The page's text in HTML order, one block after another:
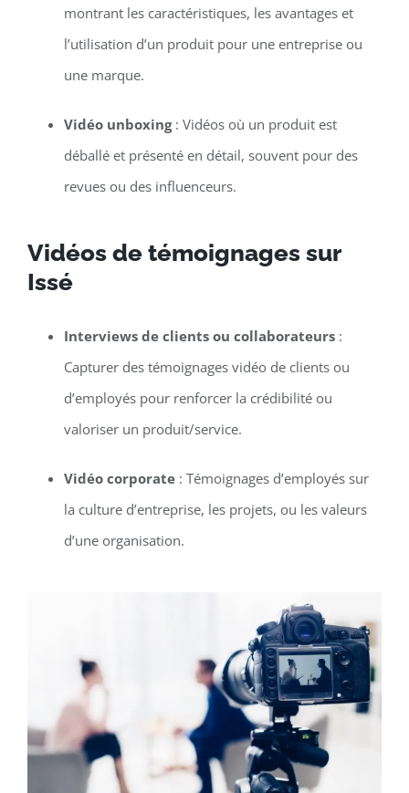
montrant les caractéristiques, les avantages et
l’utilisation d’un produit pour une entreprise ou
une marque.
Vidéo unboxing: Vidéos où un produit est
déballé et présenté en détail, souvent pour des
revues ou des influenceurs.
Vidéos de témoignages sur
Issé
Interviews de clients ou collaborateurs:
Capturer des témoignages vidéo de clients ou
d’employés pour renforcer la crédibilité ou
valoriser un produit/service.
Vidéo corporate: Témoignages d’employés sur
la culture d’entreprise, les projets, ou les valeurs
d’une organisation.